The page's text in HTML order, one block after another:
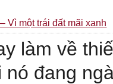
Vì một trái đất mãi xanh
làm về
đang